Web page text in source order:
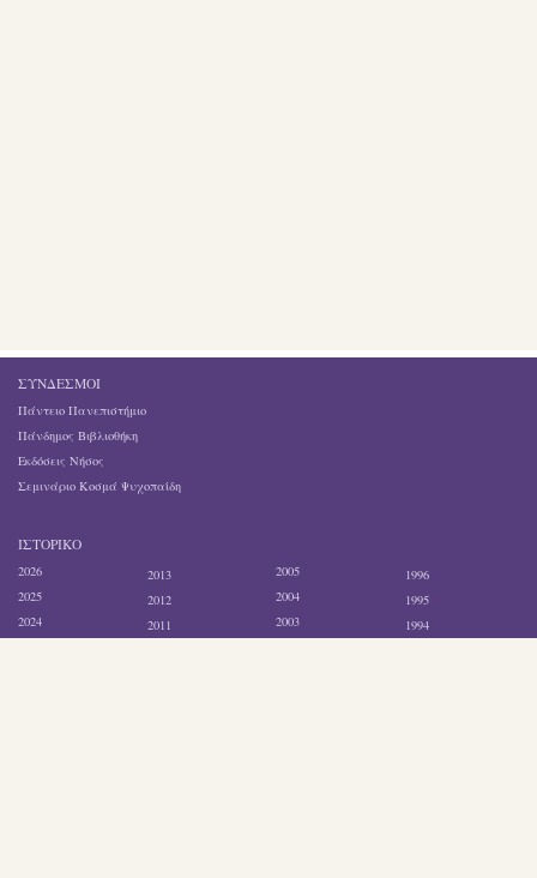
ΣΎΝΔΕΣΜΟΙ
Πάντειο Πανεπιστήμιο
Πάνδημος Βιβλιοθήκη
Εκδόσεις Νήσος
Σεμινάριο Κοσμά Ψυχοπαίδη
ΙΣΤΟΡΙΚΌ
2026
2025
2024
2013
2012
2011
2005
2004
2003
1996
1995
1994